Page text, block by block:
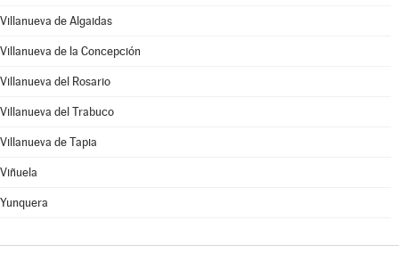
Villanueva de Algaidas
Villanueva de la Concepción
Villanueva del Rosario
Villanueva del Trabuco
Villanueva de Tapia
Viñuela
Yunquera